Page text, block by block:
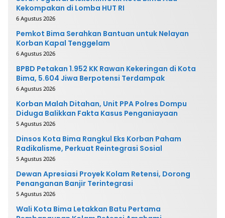
Kekompakan di Lomba HUT RI
6 Agustus 2026
Pemkot Bima Serahkan Bantuan untuk Nelayan
Korban Kapal Tenggelam
6 Agustus 2026
BPBD Petakan 1.952 KK Rawan Kekeringan di Kota
Bima, 5.604 Jiwa Berpotensi Terdampak
6 Agustus 2026
Korban Malah Ditahan, Unit PPA Polres Dompu
Diduga Balikkan Fakta Kasus Penganiayaan
5 Agustus 2026
Dinsos Kota Bima Rangkul Eks Korban Paham
Radikalisme, Perkuat Reintegrasi Sosial
5 Agustus 2026
Dewan Apresiasi Proyek Kolam Retensi, Dorong
Penanganan Banjir Terintegrasi
5 Agustus 2026
Wali Kota Bima Letakkan Batu Pertama